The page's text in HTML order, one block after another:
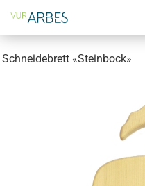
Schneidebrett «Steinbock»